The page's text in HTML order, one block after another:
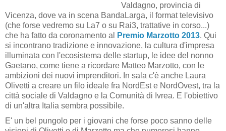
Valdagno, provincia di
Vicenza, dove va in scena BandaLarga, il format televisivo
(che forse vedremo su La7 o su Rai3, trattative in corso...)
che ha fatto da coronamento al
Premio Marzotto 2013. Qui
si incontrano tradizione e innovazione, la cultura d'impresa
illuminata con l'ecosistema delle startup, le idee del nonno
Gaetano, come tiene a ricordare Matteo Marzotto, con le
ambizioni dei nuovi imprenditori. In sala c'è anche Laura
Olivetti a creare un filo ideale fra NordEst e NordOvest, tra la
città sociale di Valdagno e la Comunità di Ivrea. E l'obiettivo
di un'altra Italia sembra possibile.
E' un bel pungolo per i giovani che forse poco sanno delle